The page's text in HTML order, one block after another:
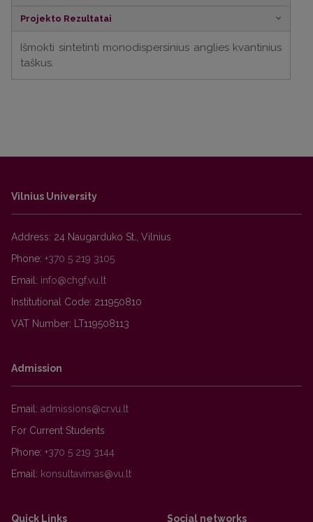
Projekto Rezultatai
Išmokti sintetinti monodispersinius anglies kvantinius
taškus.
Vilnius University
Address: 24 Naugarduko St., Vilnius
Phone: +370 5 219 3105
Email:
Institutional Code: 211950810
VAT Number: LT119508113
Admission
Email:
For Current Students
Phone: +370 5 219 3144
Email:
Quick Links Social networks